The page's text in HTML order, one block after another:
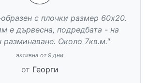
с плочки размер 60х20.
е дървесна, подредбата - на
разминаване. Около 7кв.м."
активна от 9 дни
от Георги